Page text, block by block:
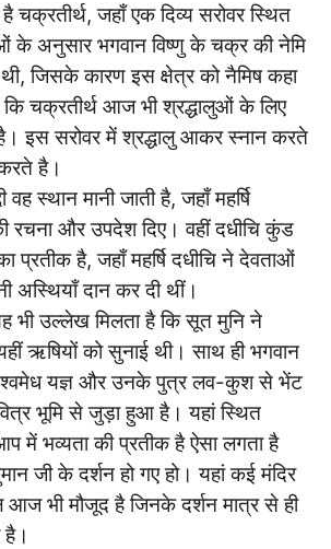
चक्रतीर्थ, जहाँ एक दिव्य सरोवर स्थित
के अनुसार भगवान विष्णु के चक्र की नेमि
थी, जिसके कारण इस क्षेत्र को नैमिष कहा
कि चक्रतीर्थ आज भी श्रद्धालुओं के लिए
इस सरोवर में श्रद्धालु आकर स्नान करते
है।
वह स्थान मानी जाती है, जहाँ महर्षि
रचना और उपदेश दिए। वहीं दधीचि कुंड
प्रतीक है, जहाँ महर्षि दधीचि ने देवताओं
अस्थियाँ दान कर दी थीं।
भी उल्लेख मिलता है कि सूत मुनि ने
ऋषियों को सुनाई थी। साथ ही भगवान
अश्वमेध यज्ञ और उनके पुत्र लव-कुश से भेंट
भूमि से जुड़ा हुआ है। यहां स्थित
में भव्यता की प्रतीक है ऐसा लगता है
जी के दर्शन हो गए हो। यहां कई मंदिर
भी मौजूद है जिनके दर्शन मात्र से ही
है।